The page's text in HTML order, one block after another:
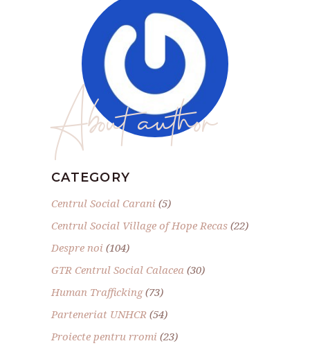
About author
CATEGORY
Centrul Social Carani (5)
Centrul Social Village of Hope Recas (22)
Despre noi (104)
GTR Centrul Social Calacea (30)
Human Trafficking(73)
Parteneriat UNHCR (54)
Proiecte pentru rromi (23)